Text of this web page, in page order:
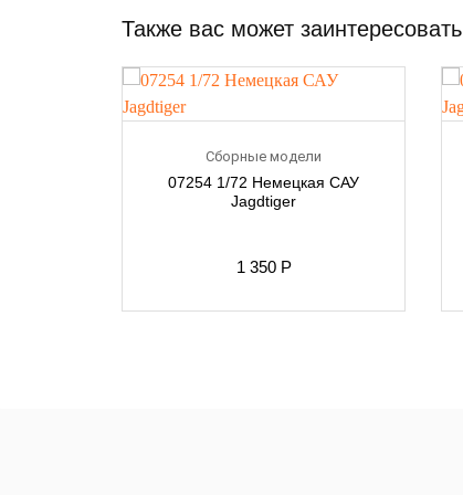
Также вас может заинтересовать
Сборные модели
07254 1/72 Немецкая САУ
Jagdtiger
1 350 Р